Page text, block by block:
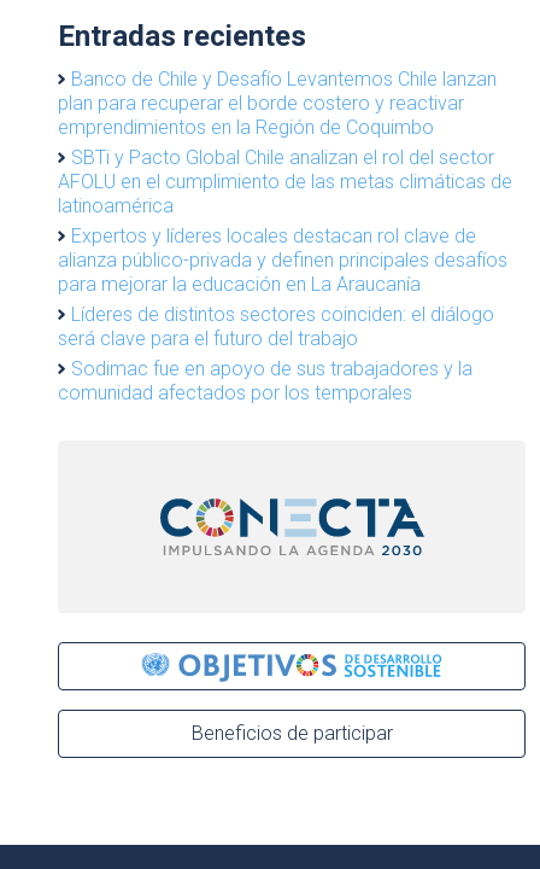
Entradas recientes
Banco de Chile y Desafío Levantemos Chile lanzan
plan para recuperar el borde costero y reactivar
emprendimientos en la Región de Coquimbo
SBTi y Pacto Global Chile analizan el rol del sector
AFOLU en el cumplimiento de las metas climáticas de
latinoamérica
Expertos y líderes locales destacan rol clave de
alianza público-privada y definen principales desafíos
para mejorar la educación en La Araucanía
Líderes de distintos sectores coinciden: el diálogo
será clave para el futuro del trabajo
Sodimac fue en apoyo de sus trabajadores y la
comunidad afectados por los temporales
Beneficios de participar